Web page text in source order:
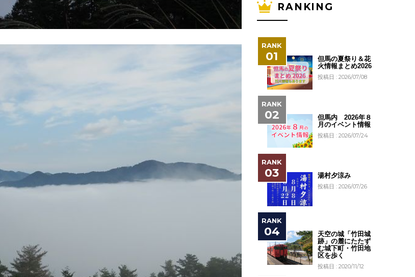
RANKING
但馬の夏祭り＆花
火情報まとめ2026
投稿日 : 2026/07/08
但馬内 2026年８
月のイベント情報
投稿日 : 2026/07/24
湯村夕涼み
投稿日 : 2026/07/26
天空の城「竹田城
跡」の麓にたたず
む城下町・竹田地
区を歩く
投稿日 : 2020/11/12